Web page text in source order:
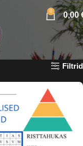
0 0,00
Filtrid